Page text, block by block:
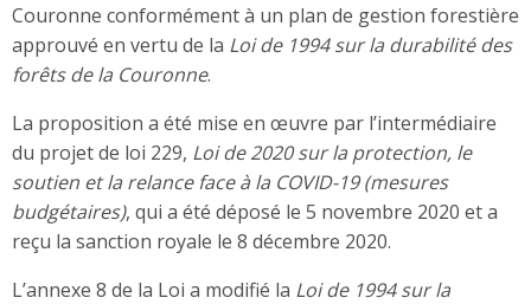
Couronne conformément à un plan de gestion forestière
approuvé en vertu de la Loi de 1994 sur la durabilité des
forêts de la Couronne.
La proposition a été mise en œuvre par l’intermédiaire
du projet de loi 229, Loi de 2020 sur la protection, le
soutien et la relance face à la COVID-19 (mesures
budgétaires), qui a été déposé le 5 novembre 2020 et a
reçu la sanction royale le 8 décembre 2020.
L’annexe 8 de la Loi a modifié la Loi de 1994 sur la